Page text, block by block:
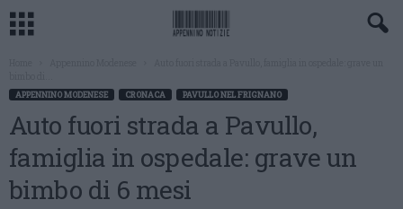
APPENNINO MODENESE CRONACA PAVULLO NEL FRIGNANO
Auto fuori strada a Pavullo,
famiglia in ospedale: grave un
bimbo di 6 mesi